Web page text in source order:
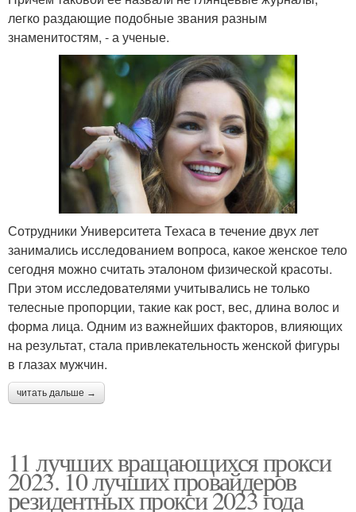
легко раздающие подобные звания разным
знаменитостям, - а ученые.
Сотрудники Университета Техаса в течение двух лет
занимались исследованием вопроса, какое женское тело
сегодня можно считать эталоном физической красоты.
При этом исследователями учитывались не только
телесные пропорции, такие как рост, вес, длина волос и
форма лица. Одним из важнейших факторов, влияющих
на результат, стала привлекательность женской фигуры
в глазах мужчин.
читать дальше →
11 лучших вращающихся прокси
2023. 10 лучших провайдеров
резидентных прокси 2023 года